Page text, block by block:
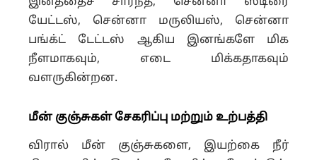
யேட்டஸ், சென்னா மருலியஸ், சென்னா
பங்க்ட் டேட்டஸ் ஆகிய இனங்களே மிக
நீளமாகவும், எடை மிக்கதாகவும்
வளருகின்றன.
மீன் குஞ்சுகள் சேகரிப்பு மற்றும் உற்பத்தி
விரால் மீன் குஞ்சுகளை, இயற்கை நீர்